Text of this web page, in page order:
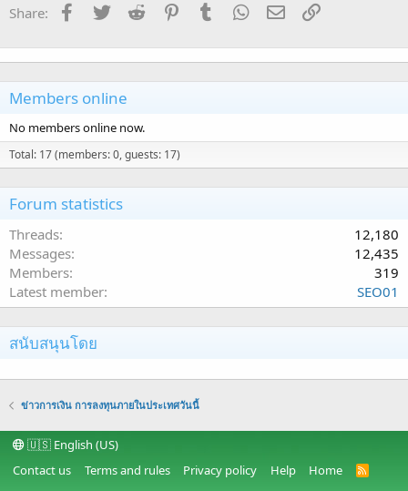
Share: Facebook
TwitterReddit PinterestTumblrWhatsApp
EmailLink
Members online
No members online now.
Total: 17 (members: 0, guests: 17)
Forum statistics
Threads
12,180
Messages
12,435
Members
319
Latest member
SEO01
สนับสนุนโดย
ข่าวการเงิน การลงทุนภายในประเทศวันนี้
🇺🇸 English (US)
Contact us
Terms and rules Privacy policy Help Home
R